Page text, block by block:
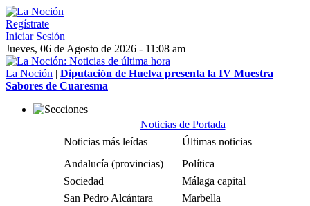
Regístrate
Iniciar Sesión
Jueves, 06 de Agosto de 2026 - 11:08 am
La Noción | Diputación de Huelva presenta la IV Muestra
Sabores de Cuaresma
Noticias de Portada
Noticias más leídas
Últimas noticias
Andalucía (provincias)
Política
Sociedad
Málaga capital
San Pedro Alcántara
Marbella